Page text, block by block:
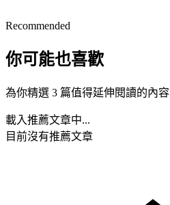
Recommended
你可能也喜歡
為你精選 3 篇值得延伸閱讀的內容
載入推薦文章中...
目前沒有推薦文章